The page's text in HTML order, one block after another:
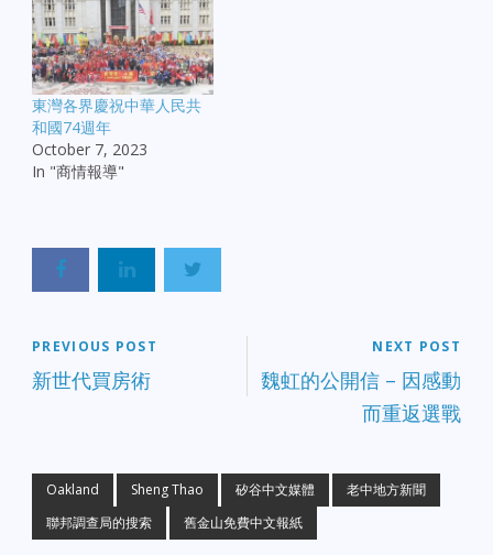
東灣各界慶祝中華人民共
和國74週年
October 7, 2023
In "商情報導"
PREVIOUS POST
新世代買房術
NEXT POST
魏虹的公開信 – 因感動
而重返選戰
Oakland Sheng Thao 矽谷中文媒體
老中地方新聞
聯邦調查局的搜索
舊金山免費中文報紙